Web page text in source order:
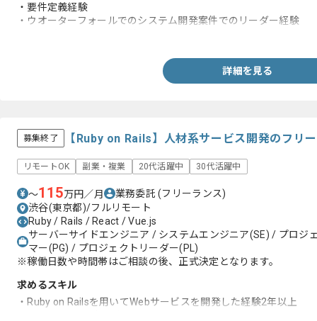
・要件定義経験
・ウオーターフォールでのシステム開発案件でのリーダー経験
詳細を見る
募集終了 【Ruby on Rails】人材系サービス開発のフリ
リモートOK 副業・複業 20代活躍中 30代活躍中
〜115万円／月 業務委託(フリーランス)
渋谷(東京都)/フルリモート
Ruby / Rails / React / Vue.js
サーバーサイドエンジニア / システムエンジニア(SE) / プロジ
マー(PG) / プロジェクトリーダー(PL)
※稼働日数や時間帯はご相談の後、正式決定となります。
求めるスキル
・Ruby on Railsを用いてWebサービスを開発した経験2年以上